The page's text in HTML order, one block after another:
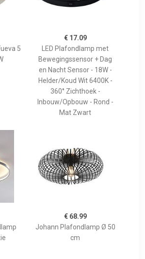
5
€ 17.09
LED Plafondlamp met
Bewegingssensor + Dag
en Nacht Sensor - 18W -
Helder/Koud Wit 6400K -
360° Zichthoek -
Inbouw/Opbouw - Rond -
Mat Zwart
€ 68.99
Johann Plafondlamp Ø 50
cm